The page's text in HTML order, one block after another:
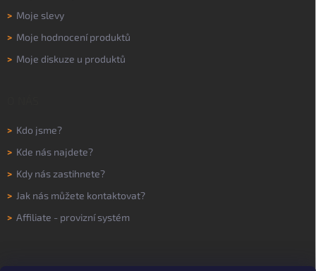
> Moje slevy
> Moje hodnocení produktů
> Moje diskuze u produktů
> Kdo jsme?
> Kde nás najdete?
> Kdy nás zastihnete?
> Jak nás můžete kontaktovat?
> Affiliate - provizní systém